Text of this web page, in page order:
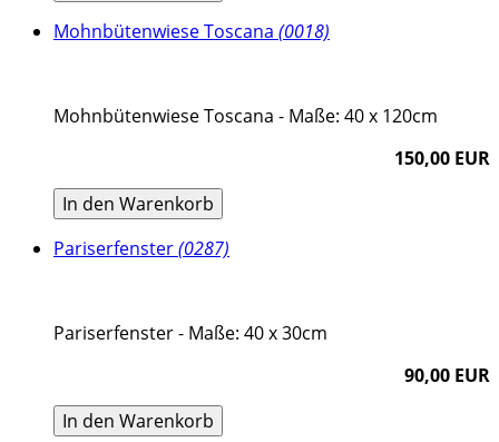
Mohnbütenwiese Toscana (0018)
Mohnbütenwiese Toscana - Maße: 40 x 120cm
150,00 EUR
In den Warenkorb
Pariserfenster(0287)
Pariserfenster - Maße: 40 x 30cm
90,00 EUR
In den Warenkorb